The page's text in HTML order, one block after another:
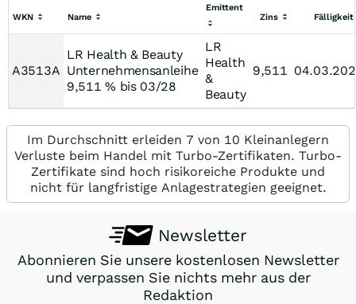
WKN Name
Emittent
Zins
Fälligkeit
A3513A
LR Health & Beauty
Unternehmensanleihe
9,511 % bis 03/28
LR
Health
&
Beauty
9,511
Im Durchschnitt erleiden 7 von 10 Kleinanlegern
Verluste beim Handel mit Turbo-Zertifikaten. Turbo-
Zertifikate sind hoch risikoreiche Produkte und
nicht für langfristige Anlagestrategien geeignet.
Newsletter
Abonnieren Sie unsere kostenlosen Newsletter
und verpassen Sie nichts mehr aus der
Redaktion